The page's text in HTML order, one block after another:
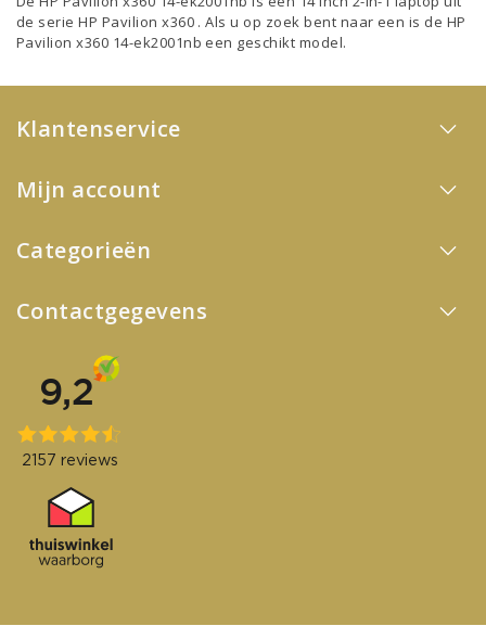
de serieHP Pavilion x360 . Als u op zoek bent naar een is de HP
Pavilion x360 14-ek2001nb een geschikt model.
Klantenservice
Mijn account
Categorieën
Contactgegevens